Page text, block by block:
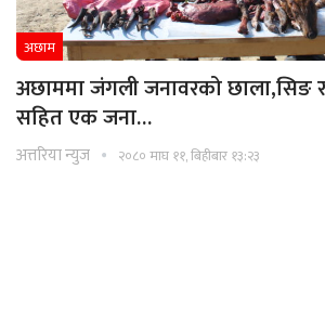
अछाम
अछाममा जंगली जनावरको छाला,सिङ
सहित एक जना…
अत्तरिया न्युज २०८० माघ ११, बिहीबार १३:२३